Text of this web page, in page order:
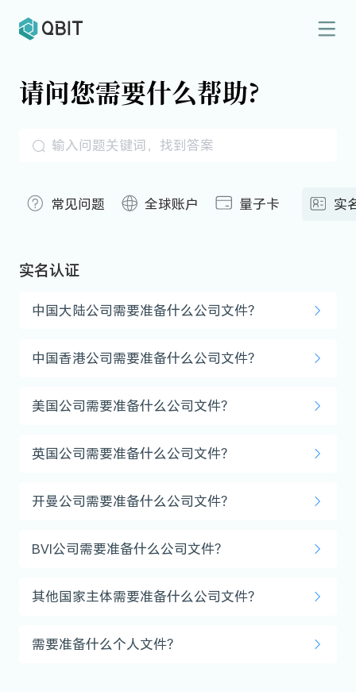
请问您需要什么帮助?
常见问题 全球账户 量子卡 实
实名认证
中国大陆公司需要准备什么公司文件？
中国香港公司需要准备什么公司文件？
美国公司需要准备什么公司文件？
英国公司需要准备什么公司文件？
开曼公司需要准备什么公司文件？
BVI公司需要准备什么公司文件？
其他国家主体需要准备什么公司文件？
需要准备什么个人文件？